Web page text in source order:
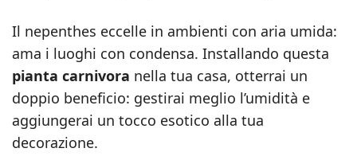
Il nepenthes eccelle in ambienti con aria umida:
ama i luoghi con condensa. Installando questa
pianta carnivora nella tua casa, otterrai un
doppio beneficio: gestirai meglio l’umidità e
aggiungerai un tocco esotico alla tua
decorazione.